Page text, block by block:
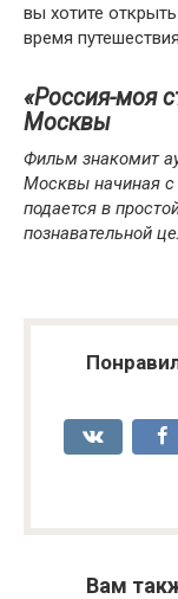
вы хотите
время
«Россия-моя
Москвы
Фильм знакомит
Москвы начиная
подается в
познавательной
Вам